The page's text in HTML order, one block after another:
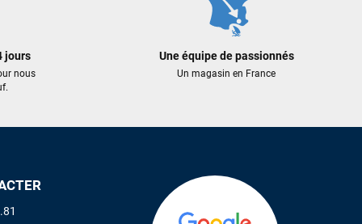
jours
nous
Une équipe de passionnés
Un magasin en France